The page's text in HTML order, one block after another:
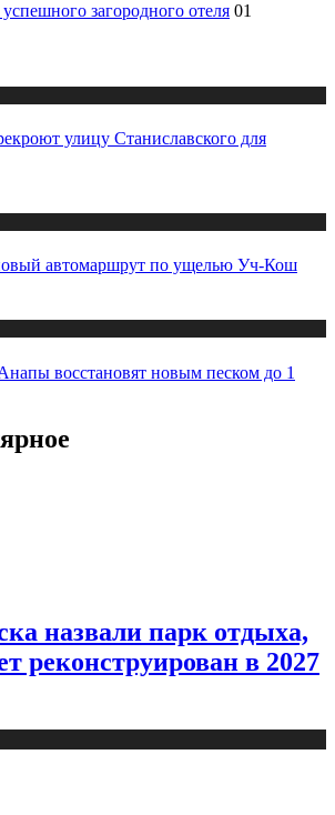
загородного отеля 01
улицу Станиславского для
автомаршрут по ущелью Уч-Кош
восстановят новым песком до 1
назвали парк отдыха,
реконструирован в 2027